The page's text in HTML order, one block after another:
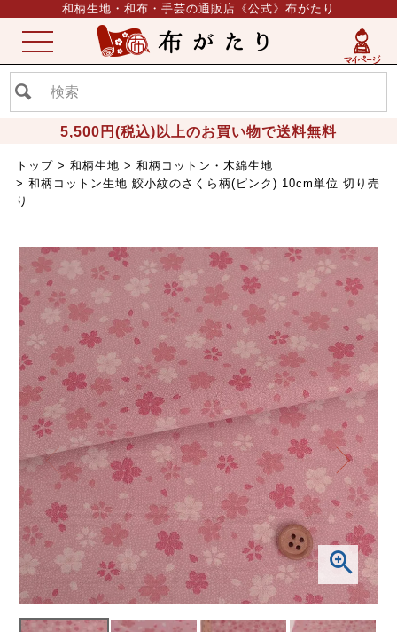
和柄生地・和布・手芸の通販店《公式》布がたり
5,500円(税込)以上のお買い物で送料無料
ME
NU
トップ 和柄生地
和柄コットン・木綿生地
和柄コットン生地 鮫小紋のさくら柄(ピンク) 10cm単位 切り売
り